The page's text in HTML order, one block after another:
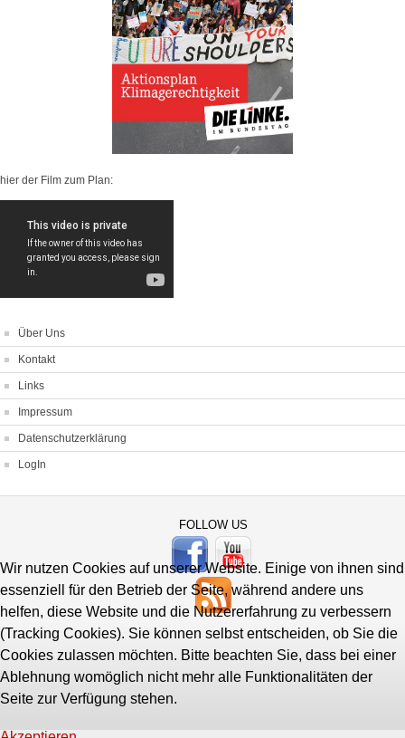
hier der Film zum Plan:
Über Uns
Kontakt
Links
Impressum
Datenschutzerklärung
LogIn
FOLLOW US
Wir nutzen Cookies auf unserer Website. Einige von ihnen sind
essenziell für den Betrieb der Seite, während andere uns
helfen, diese Website und die Nutzererfahrung zu verbessern
(Tracking Cookies). Sie können selbst entscheiden, ob Sie die
Cookies zulassen möchten. Bitte beachten Sie, dass bei einer
Ablehnung womöglich nicht mehr alle Funktionalitäten der
Seite zur Verfügung stehen.